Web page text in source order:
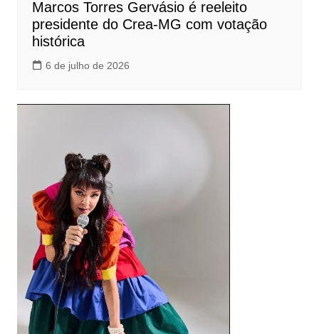
Marcos Torres Gervásio é reeleito
presidente do Crea-MG com votação
histórica
6 de julho de 2026